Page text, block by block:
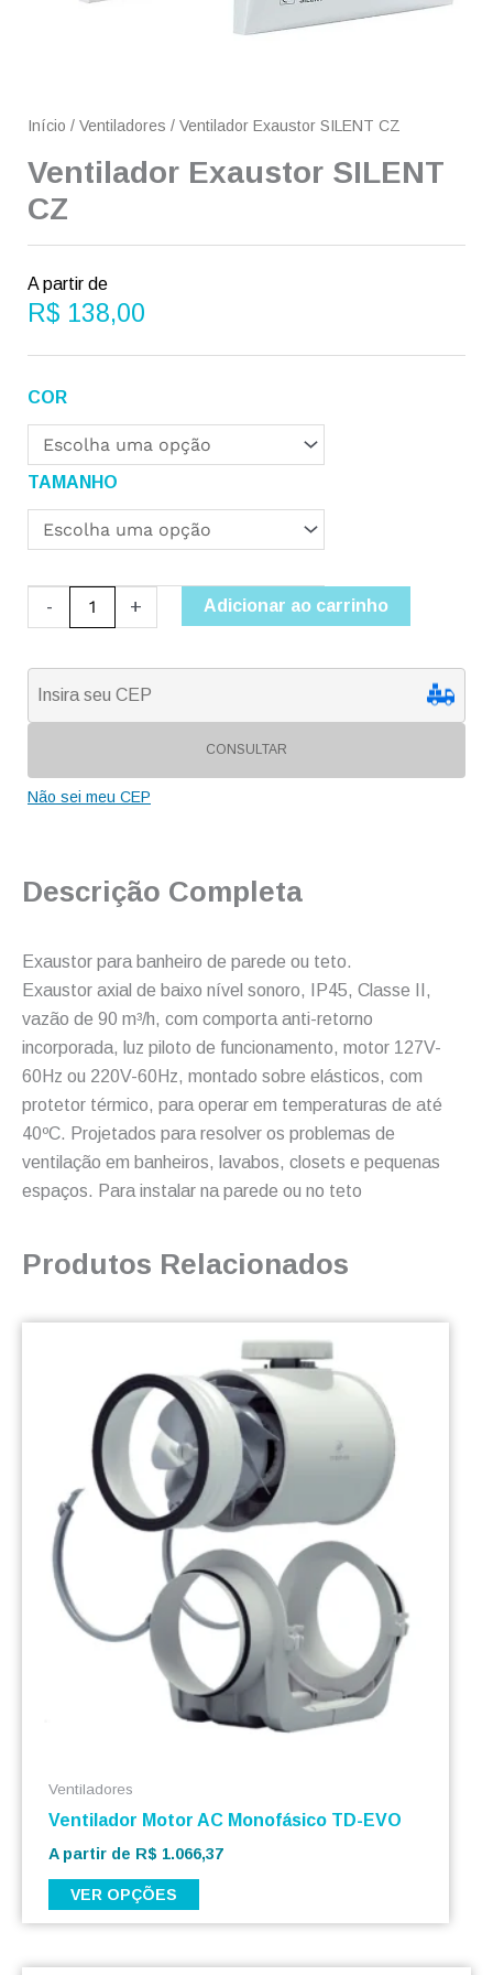
Início / Ventiladores / Ventilador Exaustor SILENT CZ
Ventilador Exaustor SILENT
CZ
A partir de
R$ 138,00
COR
TAMANHO
-
Exaustor
SILENT
CZ
quantidade
+ Adicionar ao carrinho
CONSULTAR
Não sei meu CEP
Descrição Completa
Exaustor para banheiro de parede ou teto.
Exaustor axial de baixo nível sonoro, IP45, Classe II,
vazão de 90 m³/h, com comporta anti-retorno
incorporada, luz piloto de funcionamento, motor 127V-
60Hz ou 220V-60Hz, montado sobre elásticos, com
protetor térmico, para operar em temperaturas de até
40ºC. Projetados para resolver os problemas de
ventilação em banheiros, lavabos, closets e pequenas
espaços. Para instalar na parede ou no teto
Produtos Relacionados
Ventiladores
Ventilador Motor AC Monofásico TD-EVO
A partir de R$ 1.066,37
VER OPÇÕES
produto
tem
várias
variantes.
As
opções
podem
ser
escolhidas
na
página
do
produto